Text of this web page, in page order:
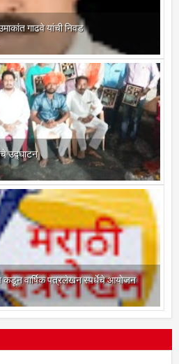
उद्घाटन
वार्षिक पत्रलेखन स्पर्धेचे आयोजन
गाढवे यांचा सत्कार